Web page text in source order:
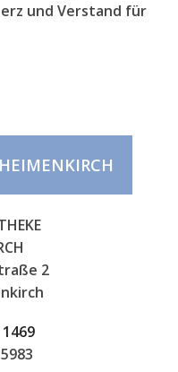
und Verstand für
2